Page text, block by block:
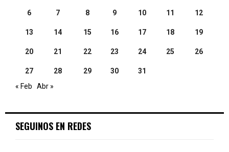
6 7 8 9 10 11 12
13 14 15 16 17 18 19
20 21 22 23 24 25 26
27 28 29 30
31
« Feb
Abr »
SEGUINOS EN REDES